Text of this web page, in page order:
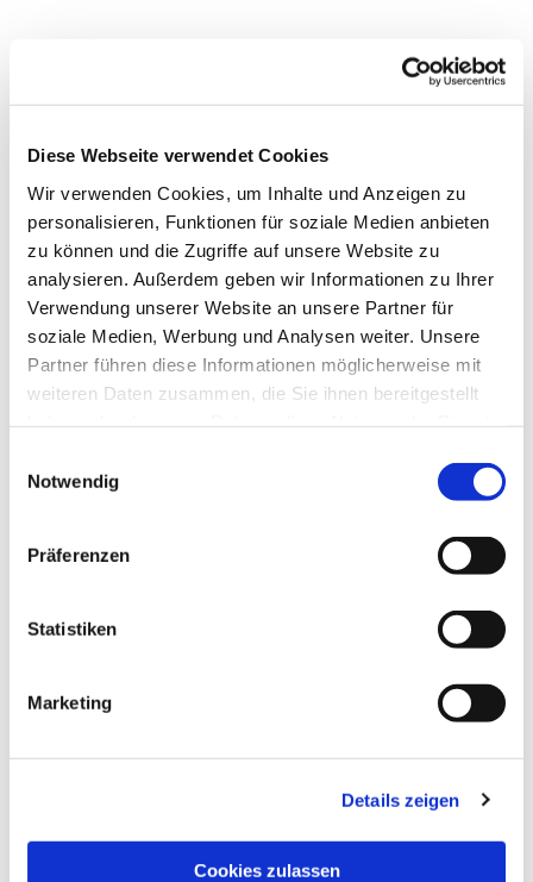
Diese Webseite verwendet Cookies
Wir verwenden Cookies, um Inhalte und Anzeigen zu
personalisieren, Funktionen für soziale Medien anbieten
zu können und die Zugriffe auf unsere Website zu
analysieren. Außerdem geben wir Informationen zu Ihrer
Verwendung unserer Website an unsere Partner für
soziale Medien, Werbung und Analysen weiter. Unsere
Partner führen diese Informationen möglicherweise mit
weiteren Daten zusammen, die Sie ihnen bereitgestellt
Notwendig
Präferenzen
Statistiken
Marketing
Details zeigen
Cookies zulassen
Dies könnte Sie auch
interessieren